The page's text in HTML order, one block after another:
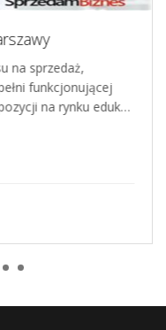
na sprzedaż,
funkcjonującej
na rynku eduk…